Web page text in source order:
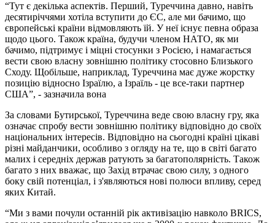
“Тут є декілька аспектів. Перший, Туреччина давно, навіть
десятиріччями хотіла вступити до ЄС, але ми бачимо, що
європейські країни відмовляють їй. У неї існує певна образа
щодо цього. Також країна, будучи членом НАТО, як ми
бачимо, підтримує і міцні стосунки з Росією, і намагається
вести свою власну зовнішню політику стосовно Близького
Сходу. Щобільше, наприклад, Туреччина має дуже жорстку
позицію відносно Ізраїлю, а Ізраїль - це все-таки партнер
США”, - зазначила вона
За словами Бутирської, Туреччина веде свою власну гру, яка
означає спробу вести зовнішню політику відповідно до своїх
національних інтересів. Відповідно на сьогодні країні цікаві
різні майданчики, особливо з огляду на те, що в світі багато
малих і середніх держав ратують за багатополярність. Також
багато з них вважає, що Захід втрачає свою силу, з одного
боку свій потенціал, і з'являються нові полюси впливу, серед
яких Китай.
“Ми з вами почули останній рік активізацію навколо BRICS,